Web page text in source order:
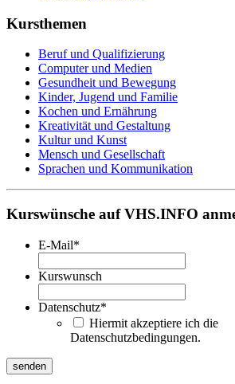
Kursthemen
Beruf und Qualifizierung
Computer und Medien
Gesundheit und Bewegung
Kinder, Jugend und Familie
Kochen und Ernährung
Kreativität und Gestaltung
Kultur und Kunst
Mensch und Gesellschaft
Sprachen und Kommunikation
Kurswünsche auf VHS.INFO
E-Mail*
Kurswunsch
Datenschutz*
Hiermit akzeptiere ich die
Datenschutzbedingungen.